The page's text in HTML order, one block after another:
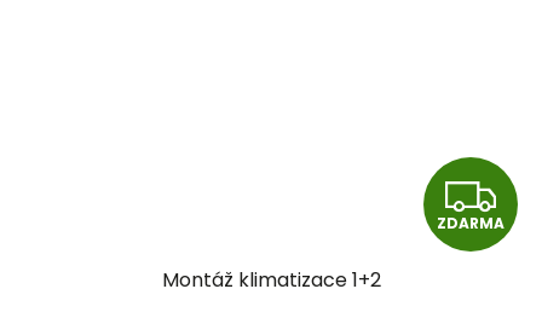
Z
D
ZDARMA
Montáž klimatizace 1+2